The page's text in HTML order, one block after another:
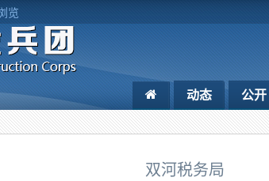
览
动态 公开
双河税务局